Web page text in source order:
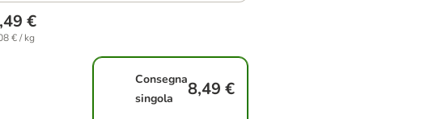
€
€ / kg
Consegna
singola
8,49 €